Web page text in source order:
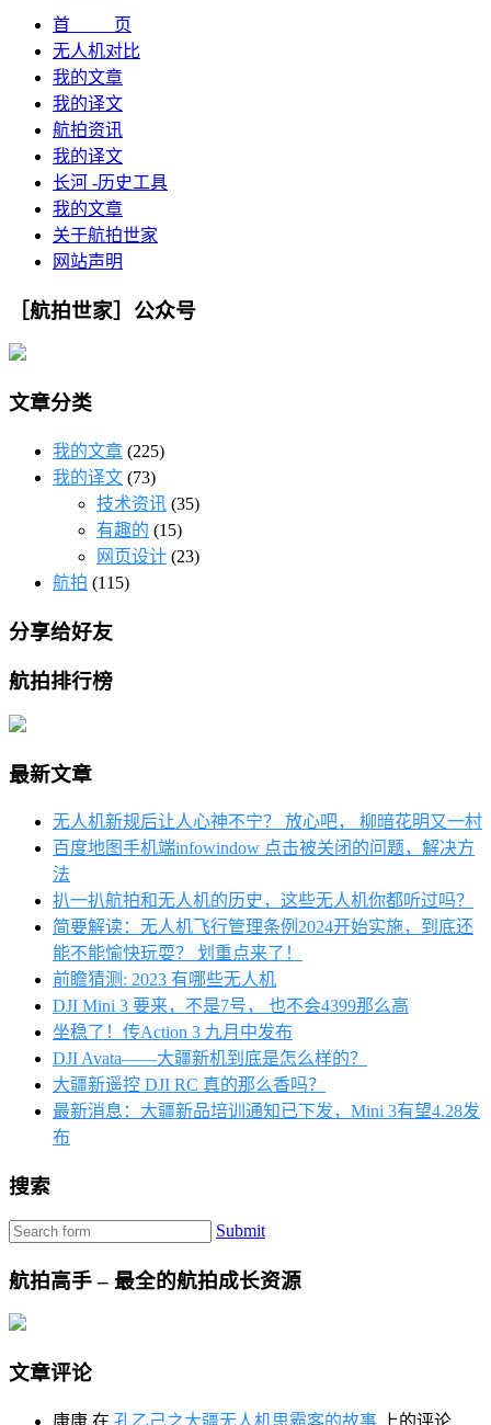
首 页
无人机对比
我的文章
我的译文
航拍资讯
我的译文
长河 -历史工具
我的文章
关于航拍世家
网站声明
［航拍世家］公众号
文章分类
我的文章 (225)
我的译文 (73)
技术资讯 (35)
有趣的 (15)
网页设计 (23)
航拍 (115)
分享给好友
航拍排行榜
最新文章
无人机新规后让人心神不宁？ 放心吧， 柳暗花明又一村
百度地图手机端infowindow 点击被关闭的问题，解决方
法
扒一扒航拍和无人机的历史，这些无人机你都听过吗？
简要解读：无人机飞行管理条例2024开始实施，到底还
能不能愉快玩耍？ 划重点来了！
前瞻猜测: 2023 有哪些无人机
DJI Mini 3 要来，不是7号， 也不会4399那么高
坐稳了！传Action 3 九月中发布
DJI Avata——大疆新机到底是怎么样的？
大疆新遥控 DJI RC 真的那么香吗？
最新消息：大疆新品培训通知已下发，Mini 3有望4.28发
布
搜索
Submit
航拍高手 – 最全的航拍成长资源
文章评论
康康 在 孔乙己之大疆无人机思霸客的故事 上的评论